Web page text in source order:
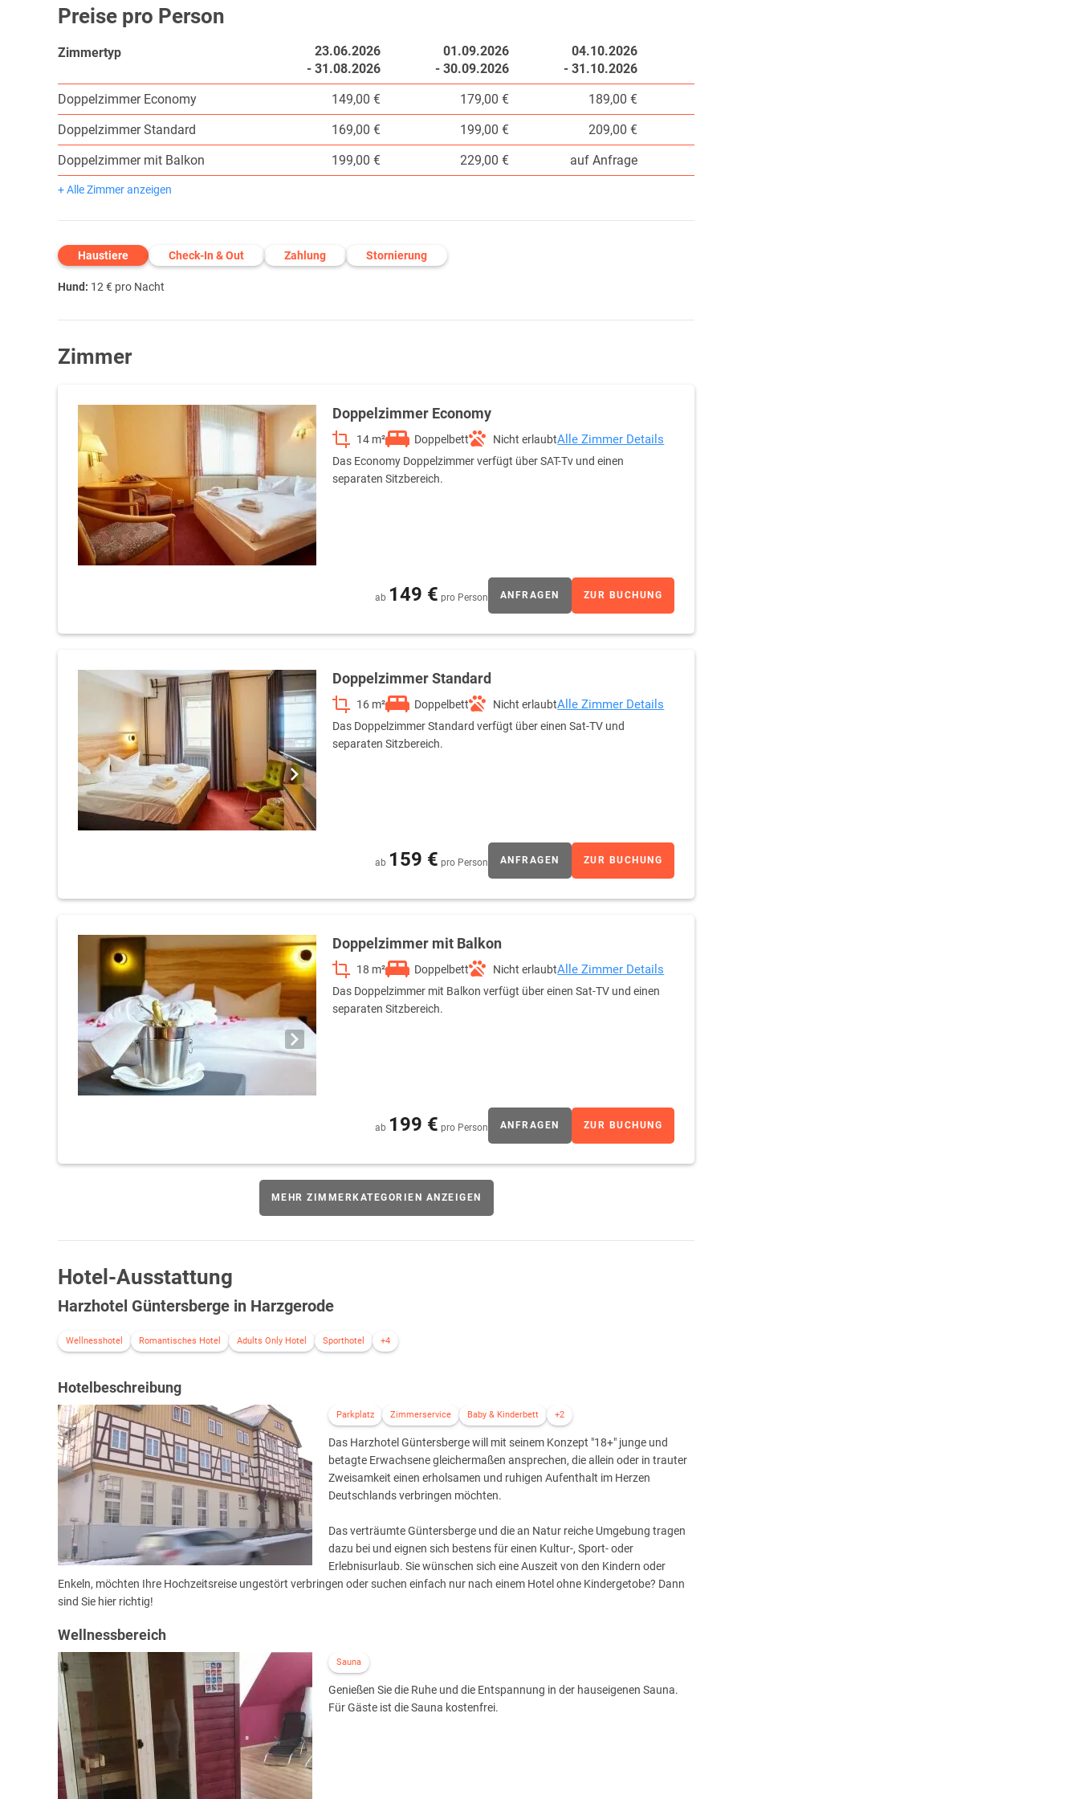
Preise pro Person
Zimmertyp
Doppelzimmer Economy
Doppelzimmer Standard
Doppelzimmer mit Balkon
+ Alle Zimmer anzeigen
23.06.2026
- 31.08.2026
01.09.2026
- 30.09.2026
04.10.2026
- 31.10.2026
149,00 €
179,00 € 189,00 €
169,00 €
199,00 € 209,00 €
199,00 €
229,00 € auf Anfrage
Haustiere Check-In & Out Zahlung Stornierung
Hund: 12 € pro Nacht
Zimmer
Doppelzimmer Economy
14 m² Doppelbett Nicht erlaubtAlle Zimmer Details
Das Economy Doppelzimmer verfügt über SAT-Tv und einen
separaten Sitzbereich.
ab 149 € pro Person ANFRAGEN ZUR BUCHUNG
Doppelzimmer Standard
16 m² Doppelbett Nicht erlaubtAlle Zimmer Details
Das Doppelzimmer Standard verfügt über einen Sat-TV und
separaten Sitzbereich.
ab 159 € pro Person ANFRAGEN ZUR BUCHUNG
Doppelzimmer mit Balkon
18 m² Doppelbett Nicht erlaubtAlle Zimmer Details
Das Doppelzimmer mit Balkon verfügt über einen Sat-TV und einen
separaten Sitzbereich.
ab 199 € pro Person ANFRAGEN ZUR BUCHUNG
MEHR ZIMMERKATEGORIEN ANZEIGEN
Hotel-Ausstattung
Harzhotel Güntersberge in Harzgerode
Wellnesshotel Romantisches Hotel Adults Only Hotel Sporthotel +4
Hotelbeschreibung
Parkplatz Zimmerservice Baby & Kinderbett +2
Das Harzhotel Güntersberge will mit seinem Konzept "18+" junge und
betagte Erwachsene gleichermaßen ansprechen, die allein oder in trauter
Zweisamkeit einen erholsamen und ruhigen Aufenthalt im Herzen
Deutschlands verbringen möchten.
Das verträumte Güntersberge und die an Natur reiche Umgebung tragen
dazu bei und eignen sich bestens für einen Kultur-, Sport- oder
Erlebnisurlaub. Sie wünschen sich eine Auszeit von den Kindern oder
Enkeln, möchten Ihre Hochzeitsreise ungestört verbringen oder suchen einfach nur nach einem Hotel ohne Kindergetobe? Dann
sind Sie hier richtig!
Wellnessbereich
Sauna
Genießen Sie die Ruhe und die Entspannung in der hauseigenen Sauna.
Für Gäste ist die Sauna kostenfrei.